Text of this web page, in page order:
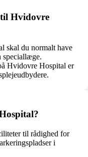
Hvidovre
skal du normalt have
speciallæge.
Hvidovre Hospital er
til rådighed for
i